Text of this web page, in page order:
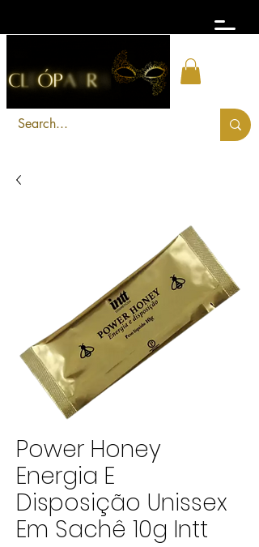
Power Honey
Energia E
Disposição Unissex
Em Sachê 10g Intt